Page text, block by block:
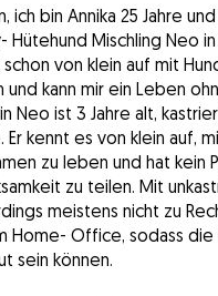
ich bin Annika 25 Jahre
Hütehund Mischling Neo
von klein auf mit
kann mir ein Leben
Neo ist 3 Jahre alt,
Er kennt es von klein auf,
zu leben und hat kein
zu teilen. Mit
meistens nicht zu
Home- Office, sodass die
sein können.